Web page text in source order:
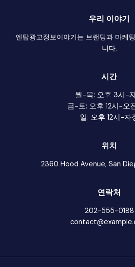
우리 이야기
엔탑광고정보이야기는 브랜딩과 마케
니다.
시간
월-목: 오후 3시-
금-토: 오후 12시-오
일: 오후 12시-자
위치
2360 Hood Avenue, San
연락처
202-555-0188